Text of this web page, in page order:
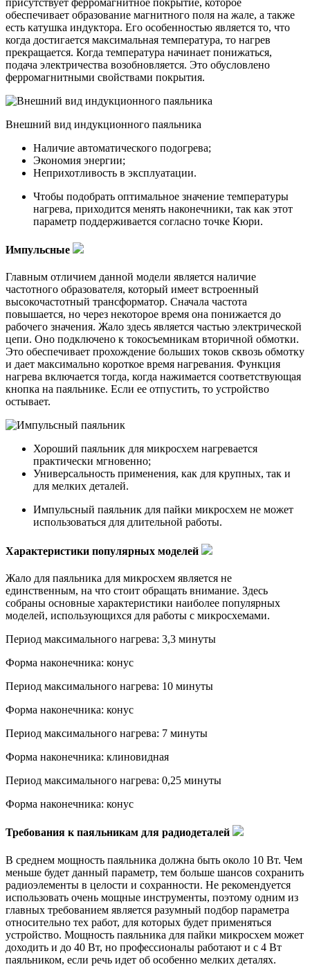
присутствует ферромагнитное покрытие, которое
обеспечивает образование магнитного поля на жале, а также
есть катушка индуктора. Его особенностью является то, что
когда достигается максимальная температура, то нагрев
прекращается. Когда температура начинает понижаться,
подача электричества возобновляется. Это обусловлено
ферромагнитными свойствами покрытия.
Внешний вид индукционного паяльника
Наличие автоматического подогрева;
Экономия энергии;
Неприхотливость в эксплуатации.
Чтобы подобрать оптимальное значение температуры
нагрева, приходится менять наконечники, так как этот
параметр поддерживается согласно точке Кюри.
Импульсные
Главным отличием данной модели является наличие
частотного образователя, который имеет встроенный
высокочастотный трансформатор. Сначала частота
повышается, но через некоторое время она понижается до
рабочего значения. Жало здесь является частью электрической
цепи. Оно подключено к токосъемникам вторичной обмотки.
Это обеспечивает прохождение больших токов сквозь обмотку
и дает максимально короткое время нагревания. Функция
нагрева включается тогда, когда нажимается соответствующая
кнопка на паяльнике. Если ее отпустить, то устройство
остывает.
Хороший паяльник для микросхем нагревается
практически мгновенно;
Универсальность применения, как для крупных, так и
для мелких деталей.
Импульсный паяльник для пайки микросхем не может
использоваться для длительной работы.
Характеристики популярных моделей
Жало для паяльника для микросхем является не
единственным, на что стоит обращать внимание. Здесь
собраны основные характеристики наиболее популярных
моделей, использующихся для работы с микросхемами.
Период максимального нагрева: 3,3 минуты
Форма наконечника: конус
Период максимального нагрева: 10 минуты
Форма наконечника: конус
Период максимального нагрева: 7 минуты
Форма наконечника: клиновидная
Период максимального нагрева: 0,25 минуты
Форма наконечника: конус
Требования к паяльникам для радиодеталей
В среднем мощность паяльника должна быть около 10 Вт. Чем
меньше будет данный параметр, тем больше шансов сохранить
радиоэлементы в целости и сохранности. Не рекомендуется
использовать очень мощные инструменты, поэтому одним из
главных требованием является разумный подбор параметра
относительно тех работ, для которых будет применяться
устройство. Мощность паяльника для пайки микросхем может
доходить и до 40 Вт, но профессионалы работают и с 4 Вт
паяльником, если речь идет об особенно мелких деталях.